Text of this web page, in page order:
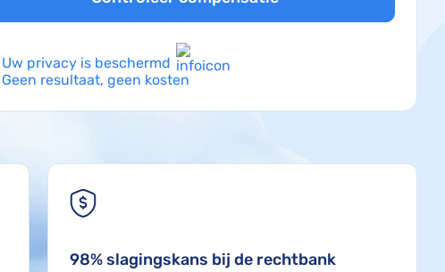
Uw privacy is beschermd
Geen resultaat, geen kosten
98% slagingskans bij de rechtbank